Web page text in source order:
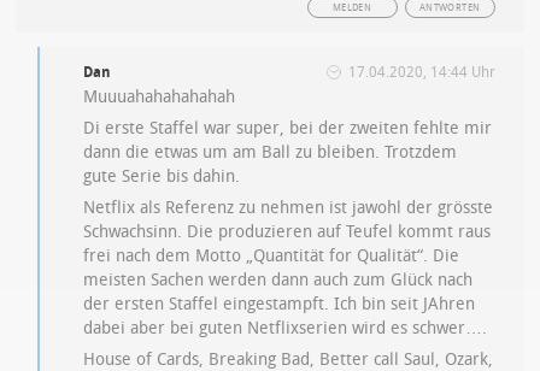
ANTWORTEN
MELDEN
Dan 17.04.2020, 14:44 Uhr
Muuuahahahahahah
Di erste Staffel war super, bei der zweiten fehlte mir
dann die etwas um am Ball zu bleiben. Trotzdem
gute Serie bis dahin.
Netflix als Referenz zu nehmen ist jawohl der grösste
Schwachsinn. Die produzieren auf Teufel kommt raus
frei nach dem Motto „Quantität for Qualität“. Die
meisten Sachen werden dann auch zum Glück nach
der ersten Staffel eingestampft. Ich bin seit JAhren
dabei aber bei guten Netflixserien wird es schwer….
House of Cards, Breaking Bad, Better call Saul, Ozark,